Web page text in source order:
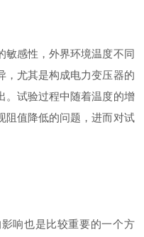
感性，外界环境温度不同
，尤其是构成电力变压器的
。试验过程中随着温度的增
阻值降低的问题，进而对试
响也是比较重要的一个方